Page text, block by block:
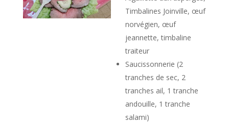
Timbalines Joinville, œuf
norvégien, œuf
jeannette, timbaline
traiteur
Saucissonnerie (2
tranches de sec, 2
tranches ail, 1 tranche
andouille, 1 tranche
salami)